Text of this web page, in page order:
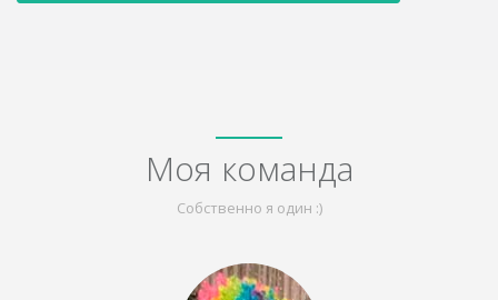
Моя команда
Собственно я один :)